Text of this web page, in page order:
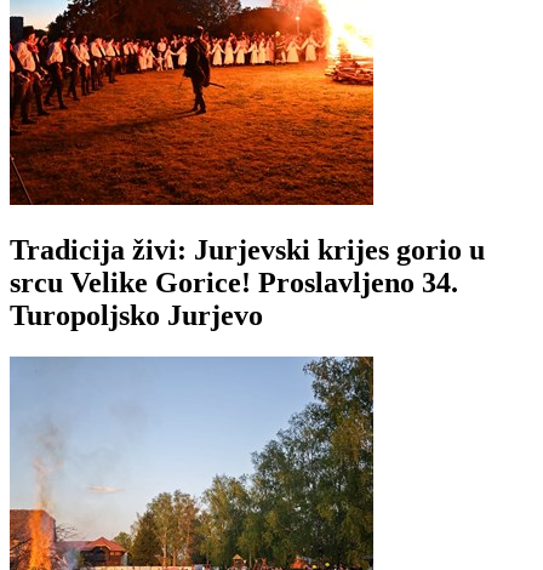
Tradicija živi: Jurjevski krijes gorio u
srcu Velike Gorice! Proslavljeno 34.
Turopoljsko Jurjevo